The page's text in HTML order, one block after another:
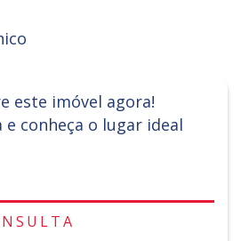
este imóvel agora!
e conheça o lugar ideal